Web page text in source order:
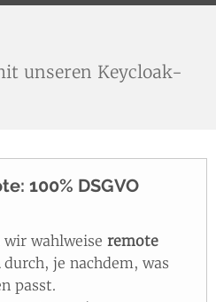
unseren Keycloak-
100% DSGVO
wir wahlweise remote
durch, je nachdem, was
passt.